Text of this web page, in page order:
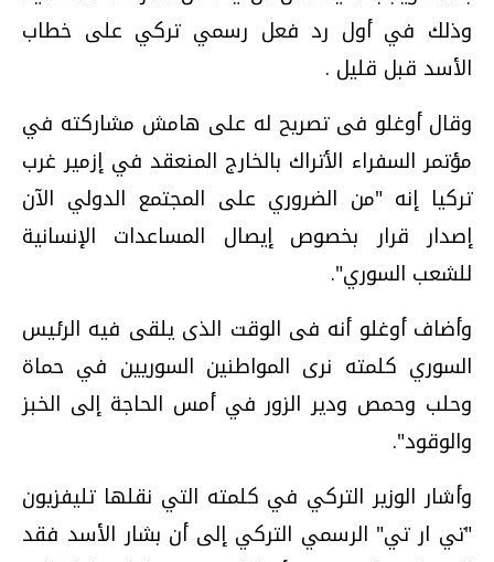
وذلك في أول رد فعل رسمي تركي على خطاب
الأسد قبل قليل .
وقال أوغلو فى تصريح له على هامش مشاركته في
مؤتمر السفراء الأتراك بالخارج المنعقد في إزمير غرب
تركيا إنه "من الضروري على المجتمع الدولي الآن
إصدار قرار بخصوص إيصال المساعدات الإنسانية
للشعب السوري".
وأضاف أوغلو أنه فى الوقت الذى يلقى فيه الرئيس
السوري كلمته نرى المواطنين السوريين في حماة
وحلب وحمص ودير الزور في أمس الحاجة إلى الخبز
والوقود".
وأشار الوزير التركي في كلمته التي نقلها تليفزيون
"تي ار تي" الرسمي التركي إلى أن بشار الأسد فقد